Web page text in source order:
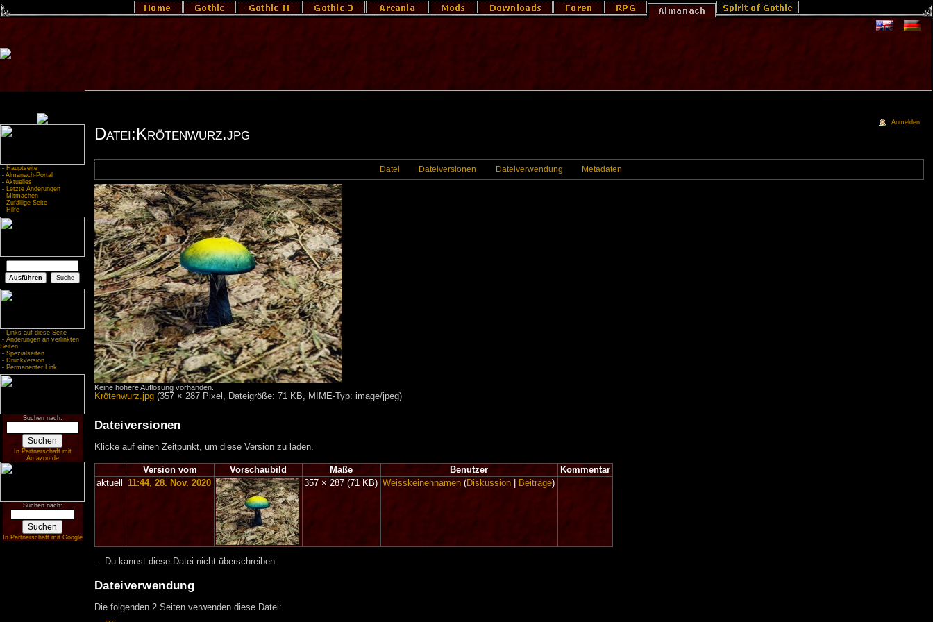
- Hauptseite
- Almanach-Portal
- Aktuelles
- Letzte Änderungen
- Mitmachen
- Zufällige Seite
- Hilfe
- Links auf diese Seite
- Änderungen an verlinkten
Seiten
- Spezialseiten
- Druckversion
- Permanenter Link
Suchen nach:
In Partnerschaft mit
Amazon.de
Suchen nach:
In Partnerschaft mit Google
Datei:Krötenwurz.jpg
Datei Dateiversionen Dateiverwendung Metadaten
Keine höhere Auflösung vorhanden.
Krötenwurz.jpg‎ (357 × 287 Pixel, Dateigröße: 71 KB, MIME-Typ: image/jpeg)
Dateiversionen
Klicke auf einen Zeitpunkt, um diese Version zu laden.
Version vom Vorschaubild Maße Benutzer
Kommentar
aktuell
11:44, 28. Nov. 2020 357 × 287(71 KB) Weisskeinennamen (Diskussion Beiträge)
Du kannst diese Datei nicht überschreiben.
Dateiverwendung
Die folgenden 2 Seiten verwenden diese Datei:
Anmelden